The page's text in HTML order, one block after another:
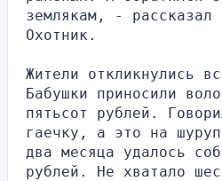
землякам, - рассказал
Охотник.
Жители откликнулись
Бабушки приносили
пятьсот рублей.
гаечку, а это на
два месяца удалось
рублей. Не хватало